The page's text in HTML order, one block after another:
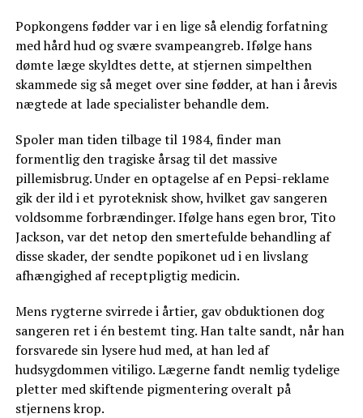
Popkongens fødder var i en lige så elendig forfatning
med hård hud og svære svampeangreb. Ifølge hans
dømte læge skyldtes dette, at stjernen simpelthen
skammede sig så meget over sine fødder, at han i årevis
nægtede at lade specialister behandle dem.
Spoler man tiden tilbage til 1984, finder man
formentlig den tragiske årsag til det massive
pillemisbrug. Under en optagelse af en Pepsi-reklame
gik der ild i et pyroteknisk show, hvilket gav sangeren
voldsomme forbrændinger. Ifølge hans egen bror, Tito
Jackson, var det netop den smertefulde behandling af
disse skader, der sendte popikonet ud i en livslang
afhængighed af receptpligtig medicin.
Mens rygterne svirrede i årtier, gav obduktionen dog
sangeren ret i én bestemt ting. Han talte sandt, når han
forsvarede sin lysere hud med, at han led af
hudsygdommen vitiligo. Lægerne fandt nemlig tydelige
pletter med skiftende pigmentering overalt på
stjernens krop.